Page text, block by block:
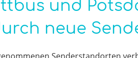
und
neue